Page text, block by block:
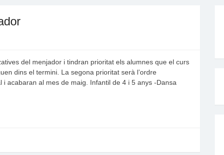
del menjador i tindran prioritat els alumnes que el curs
dins el termini. La segona prioritat serà l’ordre
i acabaran al mes de maig. Infantil de 4 i 5 anys -Dansa